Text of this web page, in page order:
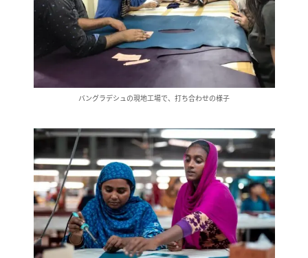
バングラデシュの現地工場で、打ち合わせの様子